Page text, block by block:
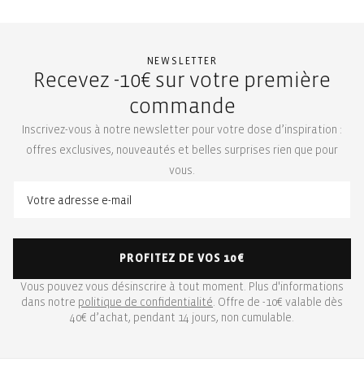
NEWSLETTER
Recevez -10€ sur votre première
commande
Inscrivez-vous à notre newsletter pour votre dose d’inspiration :
offres exclusives, nouveautés et belles surprises rien que pour
vous.
PROFITEZ DE VOS 10€
Vous pouvez vous désinscrire à tout moment. Plus d'informations
dans notre politique de confidentialité . Offre de -10€ valable dès
40€ d’achat, pendant 14 jours, non cumulable.